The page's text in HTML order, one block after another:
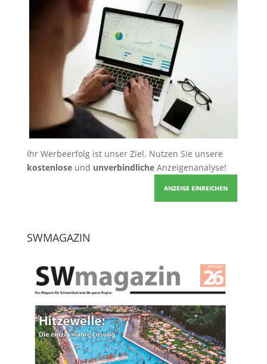
Ihr Werbeerfolg ist unser Ziel. Nutzen Sie unsere
kostenloseund unverbindlicheAnzeigenanalyse!
ANZEIGE EINREICHEN
SWMAGAZIN